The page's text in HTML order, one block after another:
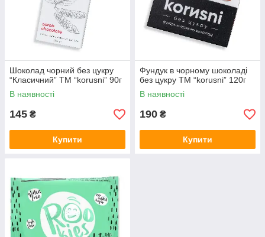
Шоколад чорний без цукру
“Класичний” ТМ “korusni” 90г
В наявності
145 ₴
Купити
Фундук в чорному шоколаді
без цукру ТМ “korusni” 120г
В наявності
190 ₴
Купити